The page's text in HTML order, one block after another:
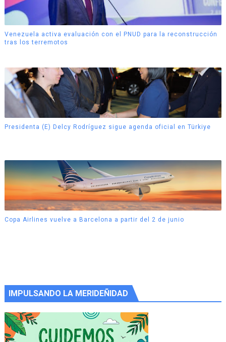
Venezuela activa evaluación con el PNUD para la reconstrucción
tras los terremotos
Presidenta (E) Delcy Rodríguez sigue agenda oficial en Türkiye
Copa Airlines vuelve a Barcelona a partir del 2 de junio
IMPULSANDO LA MERIDEÑIDAD